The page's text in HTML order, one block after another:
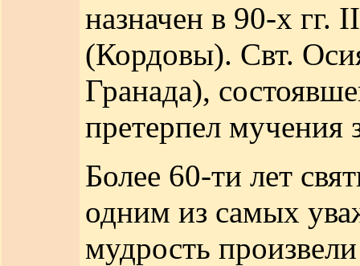
назначен в 90-х гг.
(Кордовы). Свт.
Гранада),
претерпел мучения
Более 60-ти лет
одним из самых
мудрость